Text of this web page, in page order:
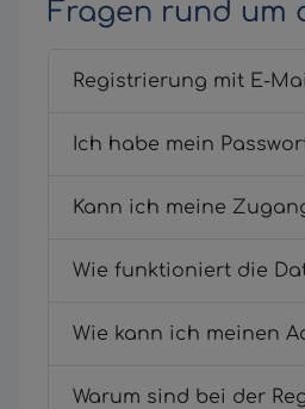
Fragen rund um
Registrierung mit E-
Ich habe mein
Kann ich meine
Wie funktioniert die
Wie kann ich meinen
Warum sind bei der